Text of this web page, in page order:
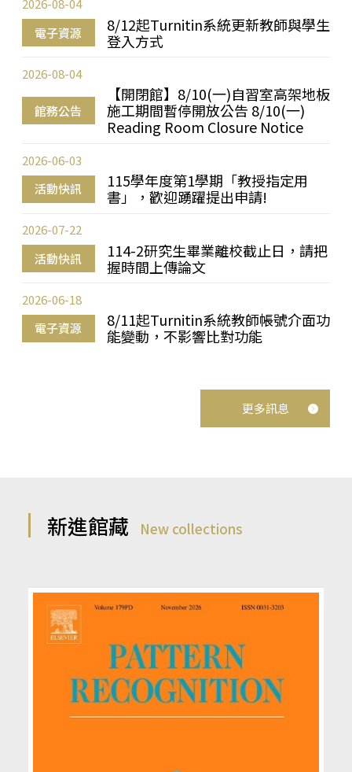
電子資源
8/12起Turnitin系統更新教師與學生
登入方式
2026-08-04
館務公告
【開閉館】8/10(一)自習室高架地板
施工期間暫停開放公告 8/10(一)
Reading Room Closure Notice
2026-08-04
活動快訊
115學年度第1學期「教授指定用
書」，歡迎踴躍提出申請!
2026-06-03
活動快訊
114-2研究生畢業離校截止日，請把
握時間上傳論文
2026-07-22
電子資源
8/11起Turnitin系統教師帳號介面功
能變動，不影響比對功能
2026-06-18
更多訊息
新進館藏 New collections